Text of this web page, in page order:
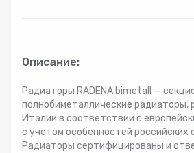
Комплекты оборудования для
Комплект оборудования для
Описание:
Радиаторы RADENA bimetall —
полнобиметаллические радиаторы,
Италии в соответствии с
с учетом особенностей российских
Радиаторы сертифицированы и